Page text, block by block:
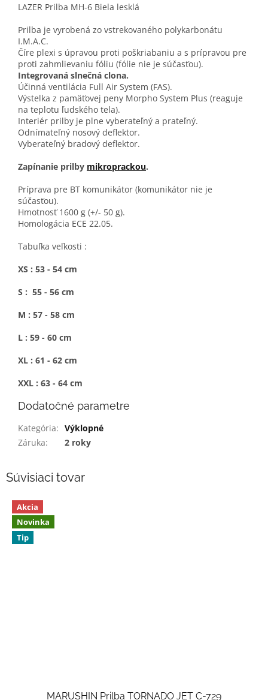
LAZER Prilba MH-6 Biela lesklá
Prilba je vyrobená zo vstrekovaného polykarbonátu
I.M.A.C.
Číre plexi s úpravou proti poškriabaniu a s prípravou pre
proti zahmlievaniu fóliu (fólie nie je súčasťou).
Integrovaná slnečná clona.
Účinná ventilácia Full Air System (FAS).
Výstelka z pamäťovej peny Morpho System Plus (reaguje
na teplotu ľudského tela).
Interiér prilby je plne vyberateľný a prateľný.
Odnímateľný nosový deflektor.
Vyberateľný bradový deflektor.
Zapínanie prilby mikroprackou.
Príprava pre BT komunikátor (komunikátor nie je
súčasťou).
Hmotnosť 1600 g (+/- 50 g).
Homologácia ECE 22.05.
Tabuľka veľkosti :
XS : 53 - 54 cm
S : 55 - 56 cm
M : 57 - 58 cm
L : 59 - 60 cm
XL : 61 - 62 cm
XXL : 63 - 64 cm
Dodatočné parametre
Kategória: Výklopné
Záruka: 2 roky
Súvisiaci tovar
Akcia
Novinka
Tip
MARUSHIN Prilba TORNADO JET C-729